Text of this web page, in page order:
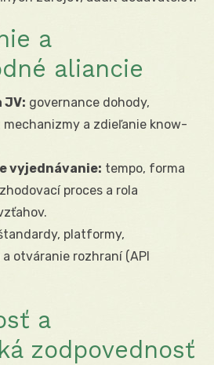
a
aliancie
JV: governance dohody,
mechanizmy a zdieľanie know-
vyjednávanie: tempo, forma
proces a rola
platformy,
otváranie rozhraní (API
a
zodpovednosť